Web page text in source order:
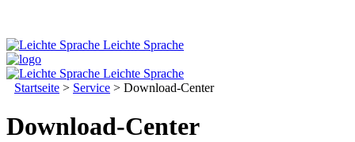
Leichte Sprache
Leichte Sprache
Startseite > Service > Download-Center
Download-Center